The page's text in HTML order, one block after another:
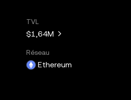
TVL
$1,64M
Réseau
Ethereum